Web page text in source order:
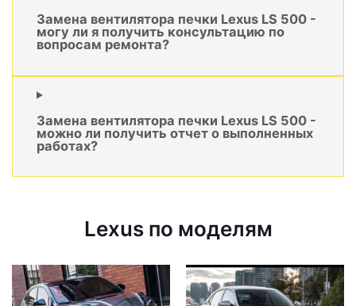
Замена вентилятора печки Lexus LS 500 -
могу ли я получить консультацию по
вопросам ремонта?
Замена вентилятора печки Lexus LS 500 -
можно ли получить отчет о выполненных
работах?
Lexus по моделям